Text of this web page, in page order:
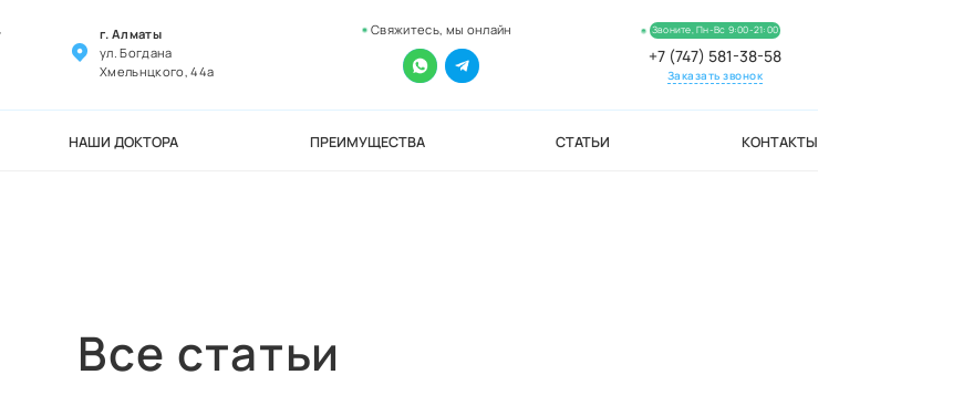
г. Алматы
ул. Богдана
Хмельнцкого, 44а
Свяжитесь, мы онлайн Звоните, Пн-Вс 9:00-21:00
+7 (747) 581-38-58
Заказать звонок
НАШИ ДОКТОРА ПРЕИМУЩЕСТВА СТАТЬИ КОНТАКТЫ
Все статьи